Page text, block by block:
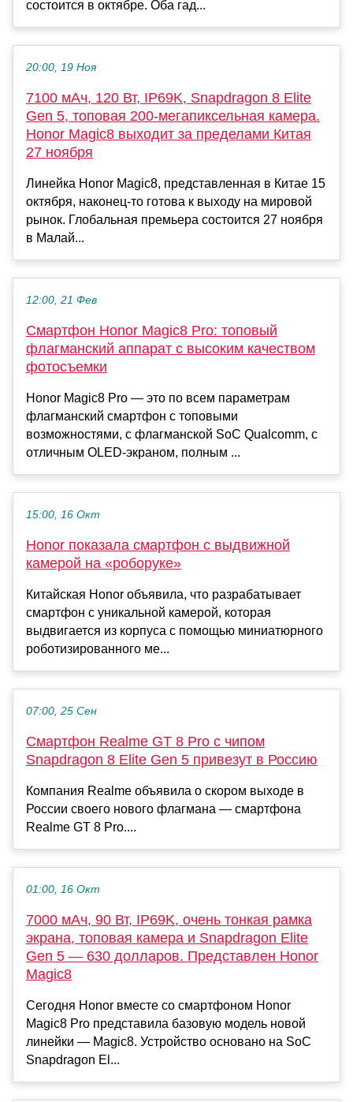
состоится в октябре. Оба гад...
20:00, 19 Ноя
7100 мАч, 120 Вт, IP69K, Snapdragon 8 Elite
Gen 5, топовая 200-мегапиксельная камера.
Honor Magic8 выходит за пределами Китая
27 ноября
Линейка Honor Magic8, представленная в Китае 15
октября, наконец-то готова к выходу на мировой
рынок. Глобальная премьера состоится 27 ноября
в Малай...
12:00, 21 Фев
Смартфон Honor Magic8 Pro: топовый
флагманский аппарат с высоким качеством
фотосъемки
Honor Magic8 Pro — это по всем параметрам
флагманский смартфон с топовыми
возможностями, с флагманской SoC Qualcomm, с
отличным OLED-экраном, полным ...
15:00, 16 Окт
Honor показала смартфон с выдвижной
камерой на «роборуке»
Китайская Honor объявила, что разрабатывает
смартфон с уникальной камерой, которая
выдвигается из корпуса с помощью миниатюрного
роботизированного ме...
07:00, 25 Сен
Смартфон Realme GT 8 Pro с чипом
Snapdragon 8 Elite Gen 5 привезут в Россию
Компания Realme объявила о скором выходе в
России своего нового флагмана — смартфона
Realme GT 8 Pro....
01:00, 16 Окт
7000 мАч, 90 Вт, IP69K, очень тонкая рамка
экрана, топовая камера и Snapdragon Elite
Gen 5 — 630 долларов. Представлен Honor
Magic8
Сегодня Honor вместе со смартфоном Honor
Magic8 Pro представила базовую модель новой
линейки — Magic8. Устройство основано на SoC
Snapdragon El...